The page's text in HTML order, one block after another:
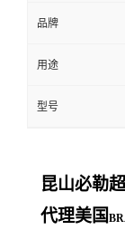
品牌
用途
型号
昆山必勒
代理美国